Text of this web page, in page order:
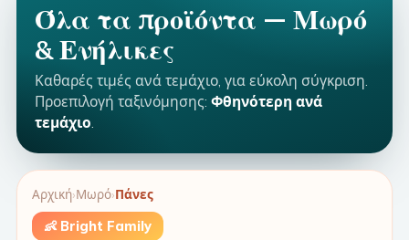
Όλα τα προϊόντα — Μωρό
& Ενήλικες
Καθαρές τιμές ανά τεμάχιο, για εύκολη σύγκριση.
Προεπιλογή ταξινόμησης: Φθηνότερη ανά
τεμάχιο
Αρχική›Μωρό›Πάνες
👶 Bright Family